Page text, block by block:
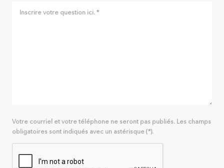
Votre courriel et votre téléphone ne seront pas publiés. Les champs
obligatoires sont indiqués avec un astérisque (*).